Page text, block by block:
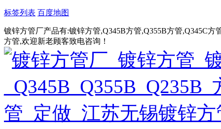
标签列表 百度地图
镀锌方管厂产品有:镀锌方管,Q345B方管,Q355B方管,Q345C方
方管,欢迎新老顾客致电咨询！